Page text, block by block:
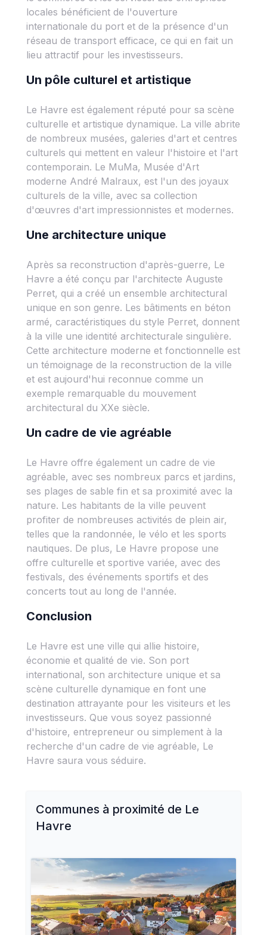
locales bénéficient de l'ouverture
internationale du port et de la présence d'un
réseau de transport efficace, ce qui en fait un
lieu attractif pour les investisseurs.
Un pôle culturel et artistique
Le Havre est également réputé pour sa scène
culturelle et artistique dynamique. La ville abrite
de nombreux musées, galeries d'art et centres
culturels qui mettent en valeur l'histoire et l'art
contemporain. Le MuMa, Musée d'Art
moderne André Malraux, est l'un des joyaux
culturels de la ville, avec sa collection
d'œuvres d'art impressionnistes et modernes.
Une architecture unique
Après sa reconstruction d'après-guerre, Le
Havre a été conçu par l'architecte Auguste
Perret, qui a créé un ensemble architectural
unique en son genre. Les bâtiments en béton
armé, caractéristiques du style Perret, donnent
à la ville une identité architecturale singulière.
Cette architecture moderne et fonctionnelle est
un témoignage de la reconstruction de la ville
et est aujourd'hui reconnue comme un
exemple remarquable du mouvement
architectural du XXe siècle.
Un cadre de vie agréable
Le Havre offre également un cadre de vie
agréable, avec ses nombreux parcs et jardins,
ses plages de sable fin et sa proximité avec la
nature. Les habitants de la ville peuvent
profiter de nombreuses activités de plein air,
telles que la randonnée, le vélo et les sports
nautiques. De plus, Le Havre propose une
offre culturelle et sportive variée, avec des
festivals, des événements sportifs et des
concerts tout au long de l'année.
Conclusion
Le Havre est une ville qui allie histoire,
économie et qualité de vie. Son port
international, son architecture unique et sa
scène culturelle dynamique en font une
destination attrayante pour les visiteurs et les
investisseurs. Que vous soyez passionné
d'histoire, entrepreneur ou simplement à la
recherche d'un cadre de vie agréable, Le
Havre saura vous séduire.
Communes à proximité de Le
Havre